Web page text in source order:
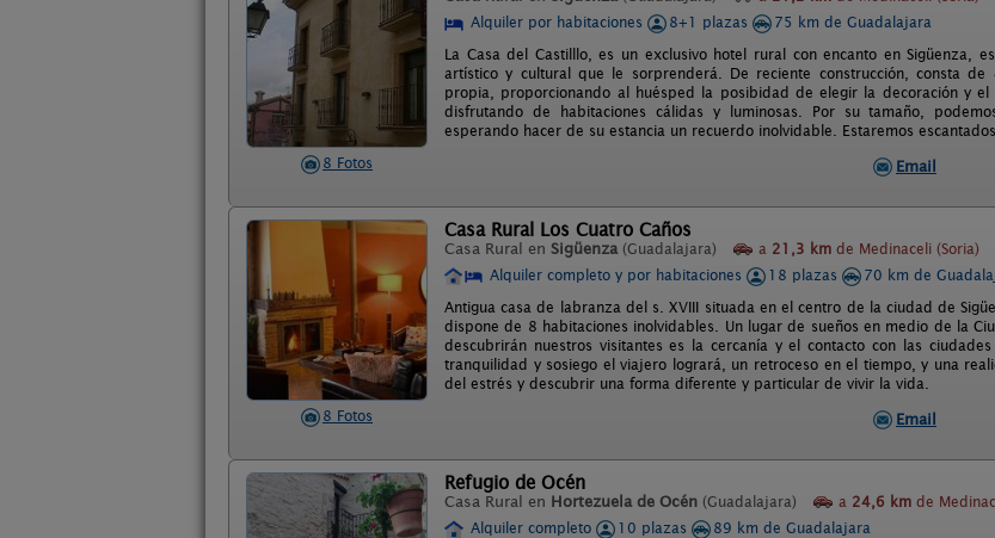
8 Fotos
Alquiler por habitaciones
8+1 plazas
75 km de Guadalajara
La Casa del Castilllo, es un exclusivo hotel rural con encanto en Sigüenza,
artístico y cultural que le sorprenderá. De reciente construcción, consta
propia, proporcionando al huésped la posibidad de elegir la decoración y
disfrutando de habitaciones cálidas y luminosas. Por su tamaño,
esperando hacer de su estancia un recuerdo inolvidable. Estaremos
Email
8 Fotos
Casa Rural Los Cuatro Caños
Casa Rural en Sigüenza (Guadalajara) a 21,3 km de Medinaceli (Soria)
Alquiler completo y por habitaciones
18 plazas
70 km de
Antigua casa de labranza del s. XVIII situada en el centro de la ciudad de
dispone de 8 habitaciones inolvidables. Un lugar de sueños en medio de la
descubrirán nuestros visitantes es la cercanía y el contacto con las
tranquilidad y sosiego el viajero logrará, un retroceso en el tiempo, y una
del estrés y descubrir una forma diferente y particular de vivir la vida.
Email
Refugio de Océn
Casa Rural en Hortezuela de Océn (Guadalajara) a 24,6 km de
Alquiler completo
10 plazas
89 km de Guadalajara